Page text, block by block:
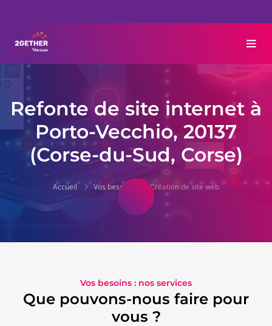
Refonte de site internet à
Porto-Vecchio, 20137
(Corse-du-Sud, Corse)
Accueil Vos besoins Création de site web
Vos besoins : nos services
Que pouvons-nous faire pour
vous ?